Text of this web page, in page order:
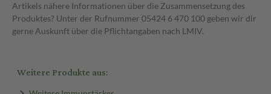
Artikels nähere Informationen über die Zusammensetzung des
Produktes? Unter der Rufnummer 05424 6 470 100 geben wir dir
gerne Auskunft über die Pflichtangaben nach LMIV.
Weitere Produkte aus: